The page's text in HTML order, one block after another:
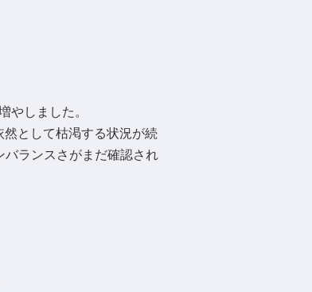
やしました。
然として枯渇する状況が続
バランスさがまだ確認され